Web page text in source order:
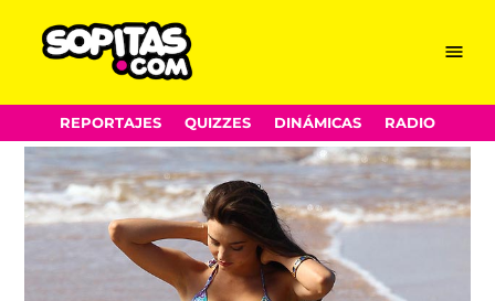
Skip
to
content
Menu
REPORTAJES QUIZZES DINÁMICAS RADIO